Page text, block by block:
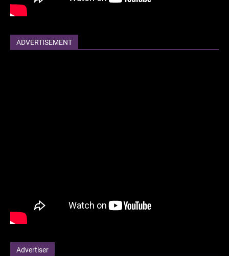
ADVERTISEMENT
Advertiser